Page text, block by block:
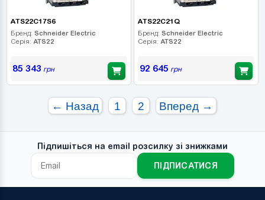
ATS22C17S6
Бренд: Schneider Electric
Серія: ATS22
85 343 грн
ATS22C21Q
Бренд: Schneider Electric
Серія: ATS22
92 645 грн
← Назад 1 2 Вперед →
Підпишіться на email розсилку зі знижками
ПІДПИСАТИСЯ